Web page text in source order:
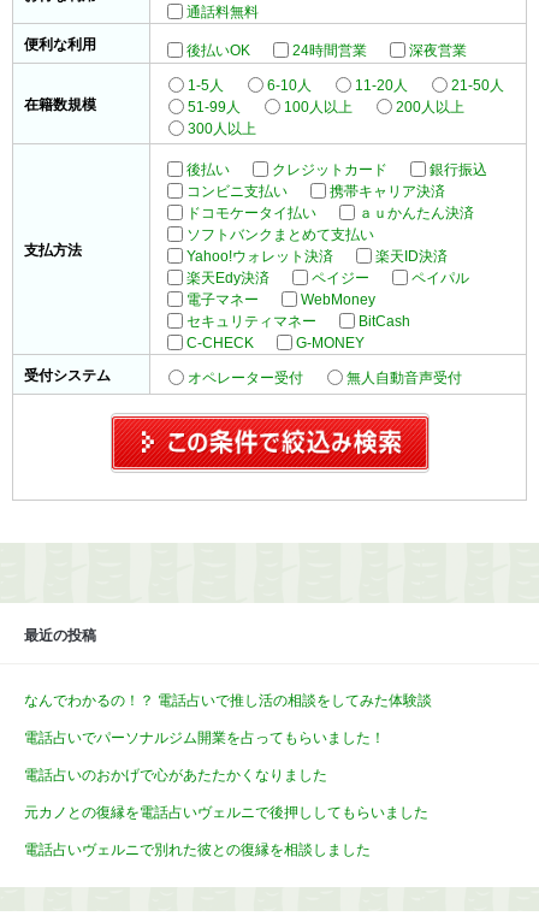
通話料無料
便利な利用
後払いOK 24時間営業 深夜営業
在籍数規模
1-5人 6-10人 11-20人
21-50人
51-99人
100人以上
200人以上
300人以上
支払方法
後払い クレジットカード
銀行振込
コンビニ支払い
携帯キャリア決済
ドコモケータイ払い
ａｕかんたん決済
ソフトバンクまとめて支払い
Yahoo!ウォレット決済
楽天ID決済
楽天Edy決済
ペイジー
ペイパル
電子マネー
WebMoney
セキュリティマネー
BitCash
C-CHECK
G-MONEY
受付システム
オペレーター受付 無人自動音声受付
最近の投稿
なんでわかるの！？ 電話占いで推し活の相談をしてみた体験談
電話占いでパーソナルジム開業を占ってもらいました！
電話占いのおかげで心があたたかくなりました
元カノとの復縁を電話占いヴェルニで後押ししてもらいました
電話占いヴェルニで別れた彼との復縁を相談しました